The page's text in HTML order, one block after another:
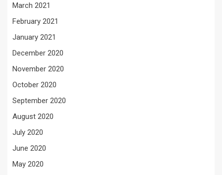
March 2021
February 2021
January 2021
December 2020
November 2020
October 2020
September 2020
August 2020
July 2020
June 2020
May 2020